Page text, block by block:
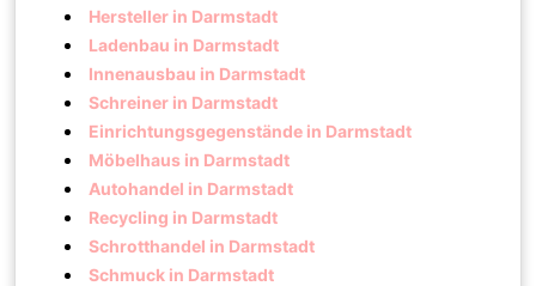
Hersteller in Darmstadt
Ladenbau in Darmstadt
Innenausbau in Darmstadt
Schreiner in Darmstadt
Einrichtungsgegenstände in Darmstadt
Möbelhaus in Darmstadt
Autohandel in Darmstadt
Recycling in Darmstadt
Schrotthandel in Darmstadt
Schmuck in Darmstadt